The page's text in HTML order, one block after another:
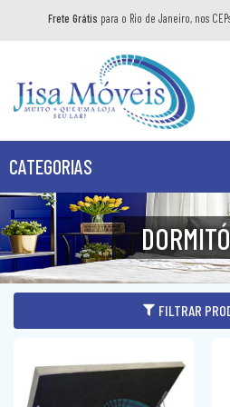
Frete Grátis para o Rio de Janeiro, nos
CATEGORIAS
PROMOÇÕES
PRODUTOS
BANHEIRO
BALCÃO
BANDEJA DECORATIVA
DORMITÓRIO
FILTRAR